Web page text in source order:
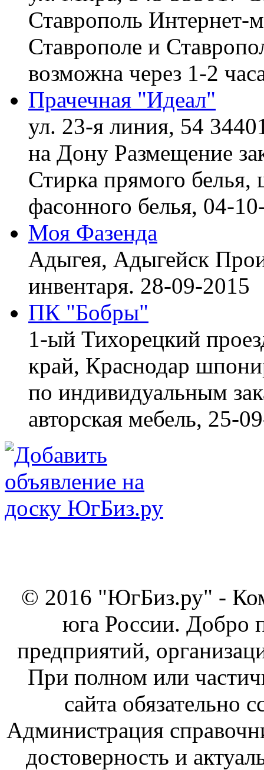
Ставрополь Интернет-
Ставрополе и
возможна через 1-2
Прачечная "Идеал"
ул. 23-я линия, 54
на Дону Размещение
Стирка прямого
фасонного белья, 04-
Моя Фазенда
Адыгея, Адыгейск
инвентаря. 28-09-2015
ПК "Бобры"
1-ый Тихорецкий
край, Краснодар
по индивидуальным
авторская мебель, 25-
© 2016 "ЮгБиз.ру" -
юга России. Добро
предприятий,
При полном или
сайта обязательно
Администрация
достоверность и